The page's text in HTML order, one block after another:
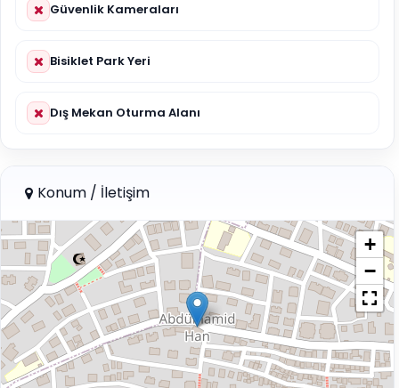
Güvenlik Kameraları
Bisiklet Park Yeri
Dış Mekan Oturma Alanı
Konum / İletişim
+
−